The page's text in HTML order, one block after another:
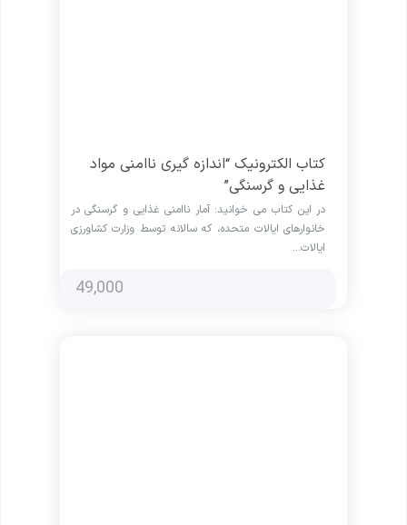
کتاب الکترونیک “اندازه گیری ناامنی مواد
غذایی و گرسنگی”
در این کتاب می خوانید: آمار ناامنی غذایی و گرسنگی در
خانوارهای ایالات متحده، که سالانه توسط وزارت کشاورزی
ایالات…
49,000